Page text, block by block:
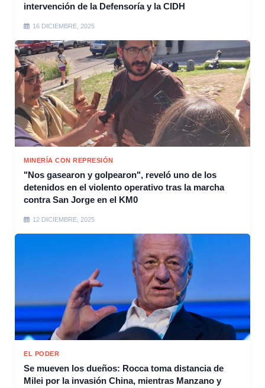
intervención de la Defensoría y la CIDH
16 DICIEMBRE, 2025
MINERÍA CON REPRESIÓN
"Nos gasearon y golpearon", reveló uno de los
detenidos en el violento operativo tras la marcha
contra San Jorge en el KM0
12 DICIEMBRE, 2025
EL PODER
Se mueven los dueños: Rocca toma distancia de
Milei por la invasión China, mientras Manzano y